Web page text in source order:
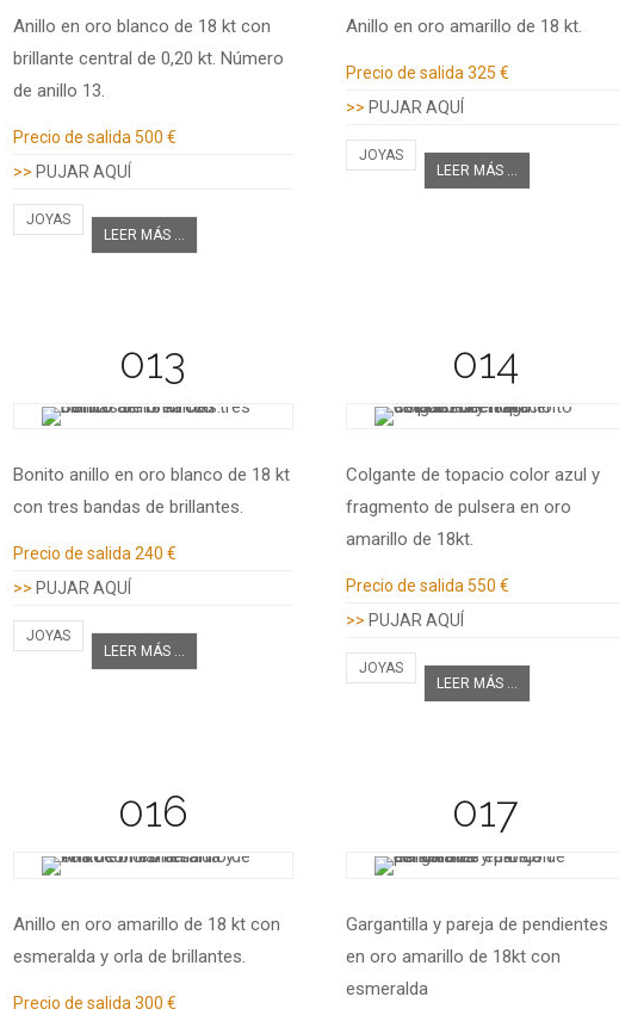
Anillo en oro blanco de 18 kt con
brillante central de 0,20 kt. Número
de anillo 13.
Precio de salida 500 €
>> PUJAR AQUÍ
JOYAS
LEER MÁS ...
Anillo en oro amarillo de 18 kt.
Precio de salida 325 €
>> PUJAR AQUÍ
JOYAS
LEER MÁS ...
013
Bonito anillo en oro blanco de 18 kt
con tres bandas de brillantes.
Precio de salida240 €
>> PUJAR AQUÍ
JOYAS
LEER MÁS ...
014
Colgante de topacio color azul y
fragmento de pulsera en oro
amarillo de 18kt.
Precio de salida 550 €
>> PUJAR AQUÍ
JOYAS
LEER MÁS ...
016
Anillo en oro amarillo de 18 kt con
esmeralda y orla de brillantes.
Precio de salida 300 €
017
Gargantilla y pareja de pendientes
en oro amarillo de 18kt con
esmeralda